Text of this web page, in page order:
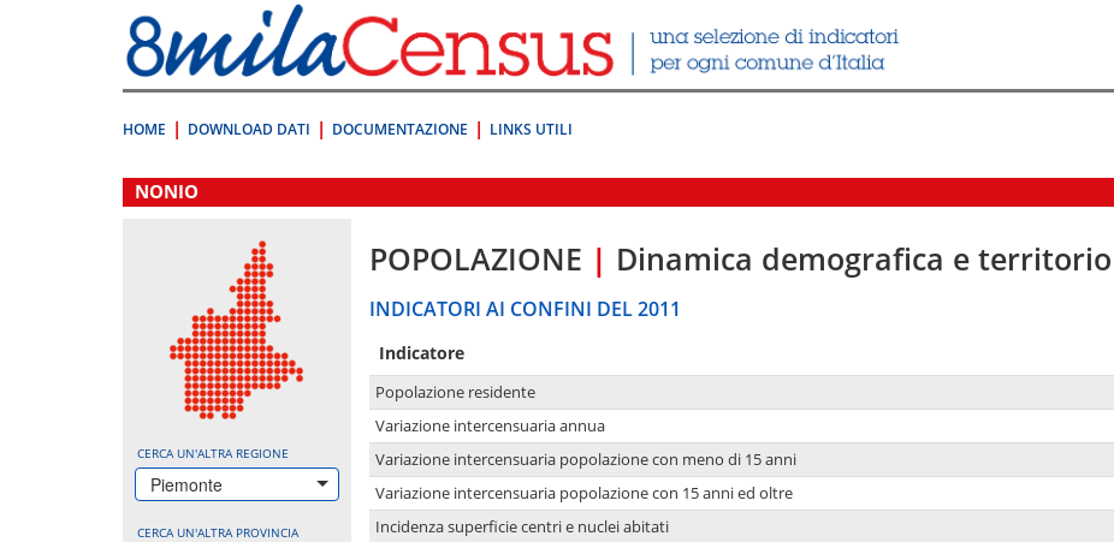
direttamente
a:
Contenuto
HOME DOWNLOAD DATI DOCUMENTAZIONE LINKS UTILI
.
NONIO
CERCA UN'ALTRA REGIONE
Piemonte
CERCA UN'ALTRA PROVINCIA
POPOLAZIONE | Dinamica demografica e territorio
INDICATORI AI CONFINI DEL 2011
Indicatore
Popolazione residente
Variazione intercensuaria annua
Variazione intercensuaria popolazione con meno di 15 anni
Variazione intercensuaria popolazione con 15 anni ed oltre
Incidenza superficie centri e nuclei abitati